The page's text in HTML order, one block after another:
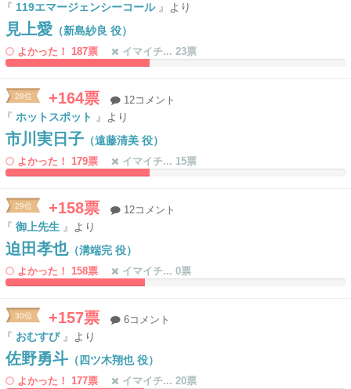
『 119エマージェンシーコール 』より
見上愛 （新島紗良 役）
よかった！ 187票
イマイチ... 23票
42.487046632124%
0%
28位 +164票 12コメント
『 ホットスポット 』より
市川実日子 （遠藤清美 役）
よかった！ 179票
イマイチ... 15票
42.487046632124%
0%
29位 +158票 12コメント
『 御上先生 』より
迫田孝也（溝端完 役）
よかった！ 158票
イマイチ... 0票
40.932642487047%
0%
30位 +157票 6コメント
『 おむすび 』より
佐野勇斗 （四ツ木翔也 役）
よかった！ 177票
イマイチ... 20票